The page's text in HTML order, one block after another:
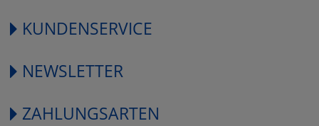
KUNDENSERVICE
NEWSLETTER
ZAHLUNGSARTEN